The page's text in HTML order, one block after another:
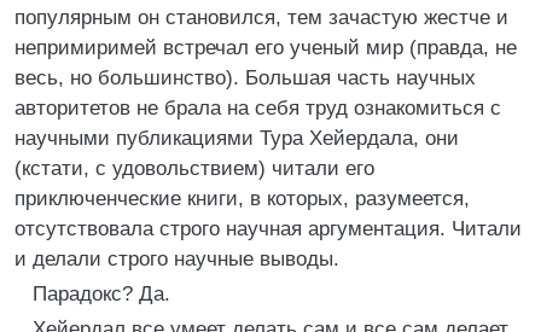
популярным он становился, тем зачастую жестче и
непримиримей встречал его ученый мир (правда, не
весь, но большинство). Большая часть научных
авторитетов не брала на себя труд ознакомиться с
научными публикациями Тура Хейердала, они
(кстати, с удовольствием) читали его
приключенческие книги, в которых, разумеется,
отсутствовала строго научная аргументация. Читали
и делали строго научные выводы.
Парадокс? Да.